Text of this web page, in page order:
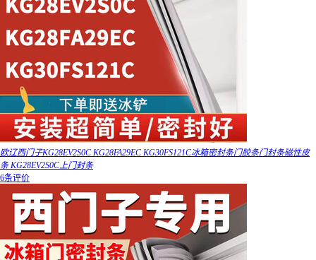
欧辽西门子KG28EV2S0C KG28FA29EC KG30FS121C冰箱密封条门胶条门封条磁性皮
条 KG28EV2S0C上门封条
6条评价